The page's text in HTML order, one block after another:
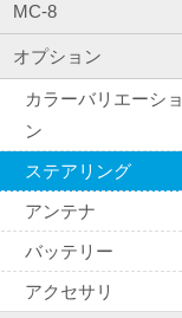
MC-8
オプション
カラーバリエーショ
ン
ステアリング
アンテナ
バッテリー
アクセサリ